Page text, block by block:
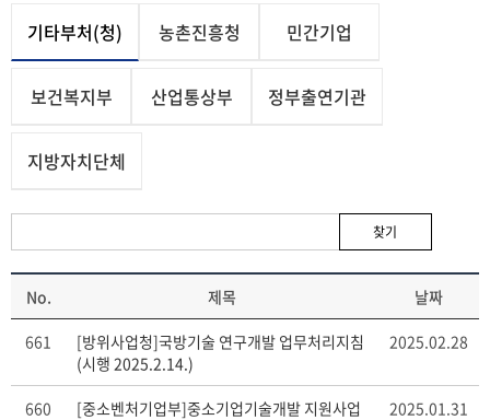
기타부처(청) 농촌진흥청 민간기업
보건복지부 산업통상부 정부출연기관
지방자치단체
찾기
No. 제목 날짜
661
[방위사업청]국방기술 연구개발 업무처리지침
(시행 2025.2.14.)
2025.02.28
660
[중소벤처기업부]중소기업기술개발 지원사업
2025.01.31